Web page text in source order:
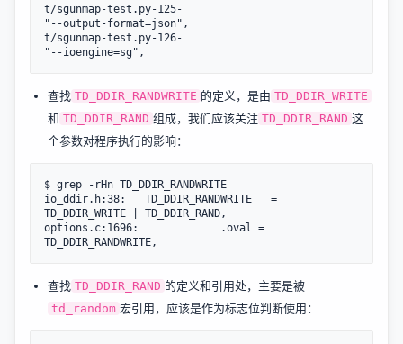
t/sgunmap-test.py-125-
"--output-format=json",
t/sgunmap-test.py-126-
查找 TD_DDIR_RANDWRITE 的定义，是由 TD_DDIR_WRITE
和 TD_DDIR_RAND 组成，我们应该关注 TD_DDIR_RAND 这
个参数对程序执行的影响：
$ grep -rHn TD_DDIR_RANDWRITE
io_ddir.h:38:	TD_DDIR_RANDWRITE	=
TD_DDIR_WRITE | TD_DDIR_RAND,
options.c:1696:			    .oval =
查找 TD_DDIR_RAND 的定义和引用处，主要是被
td_random 宏引用，应该是作为标志位判断使用：